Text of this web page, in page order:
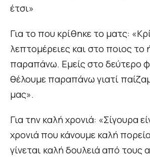
έτσι»
Για το που κρίθηκε το ματς:
λεπτομέρειες και στο ποιος το
παραπάνω. Εμείς στο δεύτερο
θέλουμε παραπάνω γιατί
μας».
Για την καλή χρονιά: «Σίγουρα
χρονιά που κάνουμε καλή
γίνεται καλή δουλειά από τους